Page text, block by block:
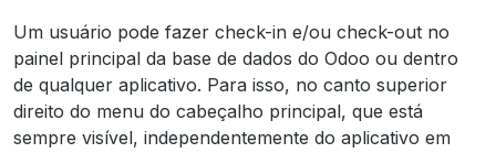
Um usuário pode fazer check-in e/ou check-out no
painel principal da base de dados do Odoo ou dentro
de qualquer aplicativo. Para isso, no canto superior
direito do menu do cabeçalho principal, que está
sempre visível, independentemente do aplicativo em